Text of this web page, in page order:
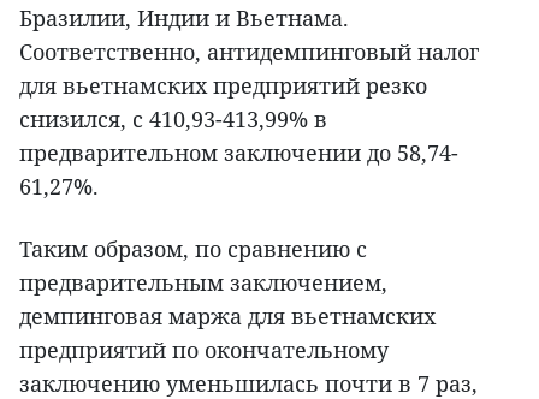
Бразилии, Индии и Вьетнама.
Соответственно, антидемпинговый налог
для вьетнамских предприятий резко
снизился, с 410,93-413,99% в
предварительном заключении до 58,74-
61,27%.
Таким образом, по сравнению с
предварительным заключением,
демпинговая маржа для вьетнамских
предприятий по окончательному
заключению уменьшилась почти в 7 раз,